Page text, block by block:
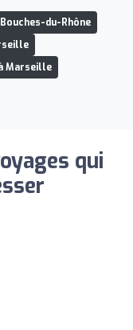
du-Rhône
Marseille
qui